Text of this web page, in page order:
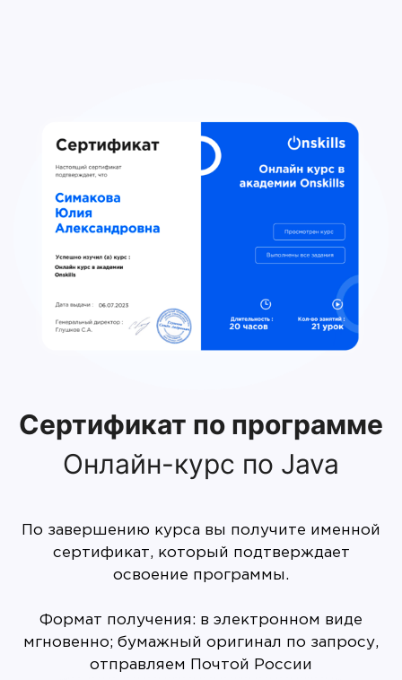
Сертификат по программе
Онлайн-курс по Java
По завершению курса вы получите именной
сертификат, который подтверждает
освоение программы.
Формат получения: в электронном виде
мгновенно; бумажный оригинал по запросу,
отправляем Почтой России